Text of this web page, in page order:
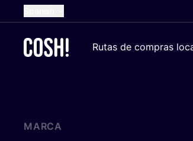
Dutch
Croatian
Rutas de compras
MARCA